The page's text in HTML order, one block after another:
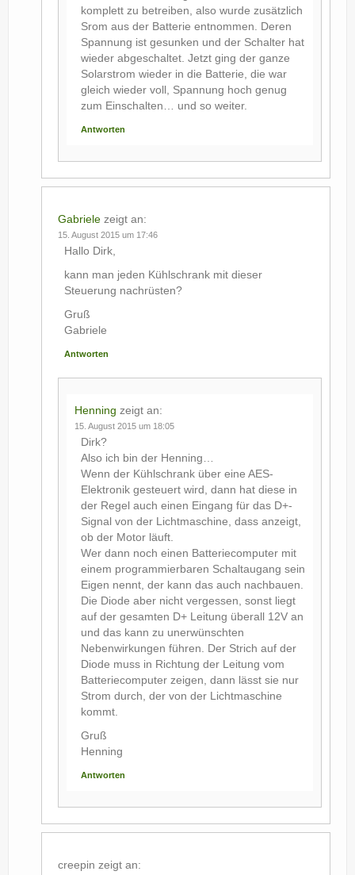
komplett zu betreiben, also wurde zusätzlich
Srom aus der Batterie entnommen. Deren
Spannung ist gesunken und der Schalter hat
wieder abgeschaltet. Jetzt ging der ganze
Solarstrom wieder in die Batterie, die war
gleich wieder voll, Spannung hoch genug
zum Einschalten… und so weiter.
Antworten
Gabriele zeigt an:
15. August 2015 um 17:46
Hallo Dirk,
kann man jeden Kühlschrank mit dieser
Steuerung nachrüsten?
Gruß
Gabriele
Antworten
Henning zeigt an:
15. August 2015 um 18:05
Dirk?
Also ich bin der Henning…
Wenn der Kühlschrank über eine AES-
Elektronik gesteuert wird, dann hat diese in
der Regel auch einen Eingang für das D+-
Signal von der Lichtmaschine, dass anzeigt,
ob der Motor läuft.
Wer dann noch einen Batteriecomputer mit
einem programmierbaren Schaltaugang sein
Eigen nennt, der kann das auch nachbauen.
Die Diode aber nicht vergessen, sonst liegt
auf der gesamten D+ Leitung überall 12V an
und das kann zu unerwünschten
Nebenwirkungen führen. Der Strich auf der
Diode muss in Richtung der Leitung vom
Batteriecomputer zeigen, dann lässt sie nur
Strom durch, der von der Lichtmaschine
kommt.
Gruß
Henning
Antworten
creepin zeigt an: